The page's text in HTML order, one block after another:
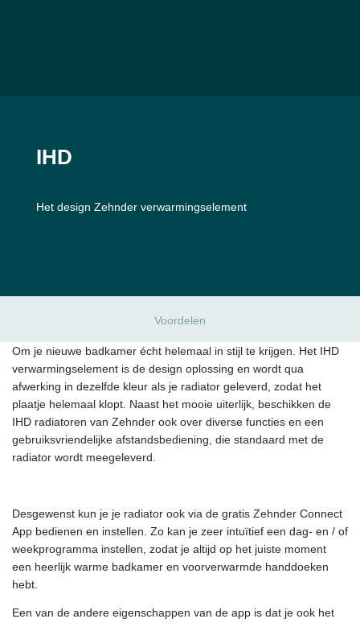
IHD
Het design Zehnder verwarmingselement
Voordelen
Om je nieuwe badkamer écht helemaal in stijl te krijgen. Het IHD
verwarmingselement is de design oplossing en wordt qua
afwerking in dezelfde kleur als je radiator geleverd, zodat het
plaatje helemaal klopt. Naast het mooie uiterlijk, beschikken de
IHD radiatoren van Zehnder ook over diverse functies en een
gebruiksvriendelijke afstandsbediening, die standaard met de
radiator wordt meegeleverd.
Desgewenst kun je je radiator ook via de gratis Zehnder Connect
App bedienen en instellen. Zo kan je zeer intuïtief een dag- en / of
weekprogramma instellen, zodat je altijd op het juiste moment
een heerlijk warme badkamer en voorverwarmde handdoeken
hebt.
Een van de andere eigenschappen van de app is dat je ook het